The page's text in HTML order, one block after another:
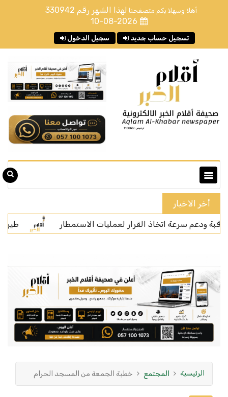
أهلا وسهلا بكم متصفحنا لهذا الشهر رقم 330942
10-08-2026
سجيل الدخول تسجيل حساب جديد
أخر الاخبار
اتخاذ القرار لعمليات الاستمطار طيران ناس يوقّع
الرئيسية المجتمع خطبة الجمعة من المسجد الحرام